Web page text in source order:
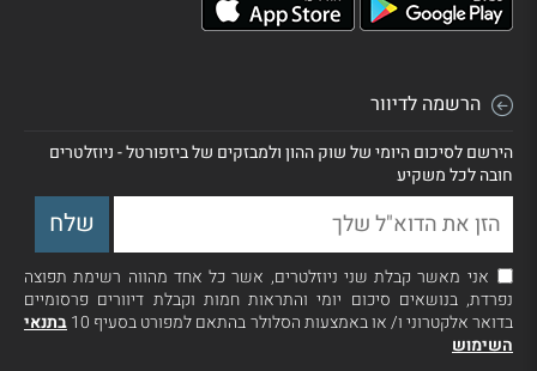
הרשמה לדיוור
הירשם לסיכום היומי של שוק ההון ולמבזקים של ביזפורטל - ניוזלטרים
חובה לכל משקיע
אני מאשר קבלת שני ניוזלטרים, אשר כל אחד מהווה רשימת תפוצה
נפרדת, בנושאים סיכום יומי והתראות חמות וקבלת דיוורים פרסומיים
בדואר אלקטרוני ו/ או באמצעות הסלולר בהתאם למפורט בסעיף 10
בתנאי
השימוש